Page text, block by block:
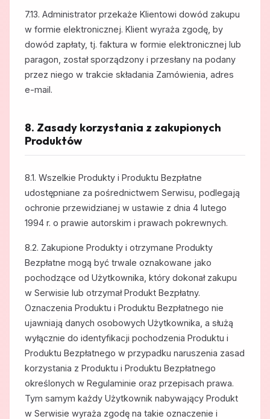
7.13. Administrator przekaże Klientowi dowód zakupu
w formie elektronicznej. Klient wyraża zgodę, by
dowód zapłaty, tj. faktura w formie elektronicznej lub
paragon, został sporządzony i przesłany na podany
przez niego w trakcie składania Zamówienia, adres
e-mail.
8. Zasady korzystania z zakupionych
Produktów
8.1. Wszelkie Produkty i Produktu Bezpłatne
udostępniane za pośrednictwem Serwisu, podlegają
ochronie przewidzianej w ustawie z dnia 4 lutego
1994 r. o prawie autorskim i prawach pokrewnych.
8.2. Zakupione Produkty i otrzymane Produkty
Bezpłatne mogą być trwale oznakowane jako
pochodzące od Użytkownika, który dokonał zakupu
w Serwisie lub otrzymał Produkt Bezpłatny.
Oznaczenia Produktu i Produktu Bezpłatnego nie
ujawniają danych osobowych Użytkownika, a służą
wyłącznie do identyfikacji pochodzenia Produktu i
Produktu Bezpłatnego w przypadku naruszenia zasad
korzystania z Produktu i Produktu Bezpłatnego
określonych w Regulaminie oraz przepisach prawa.
Tym samym każdy Użytkownik nabywający Produkt
w Serwisie wyraża zgodę na takie oznaczenie i